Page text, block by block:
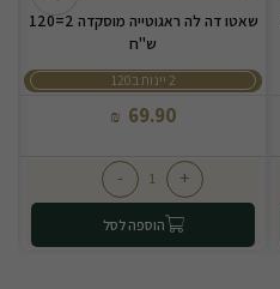
שאטו דה לה ראגוטייה מוסקדה 2=120
ש"ח
2 יינות ב120
69.90
₪
+
-
הוספה לסל